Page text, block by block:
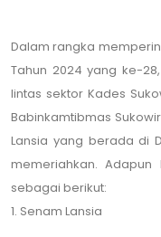
Dalam rangka
Tahun 2024 yang ke-
lintas sektor Kades
Babinkamtibmas
Lansia yang berada di
memeriahkan.
sebagai berikut:
1. Senam Lansia